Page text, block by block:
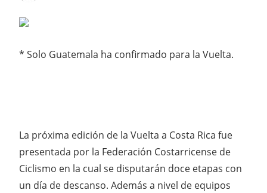
* Solo Guatemala ha confirmado para la Vuelta.
La próxima edición de la Vuelta a Costa Rica fue
presentada por la Federación Costarricense de
Ciclismo en la cual se disputarán doce etapas con
un día de descanso. Además a nivel de equipos